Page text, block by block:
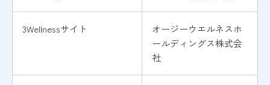
3Wellnessサイト
オージーウエルネスホ
ールディングス株式会
社